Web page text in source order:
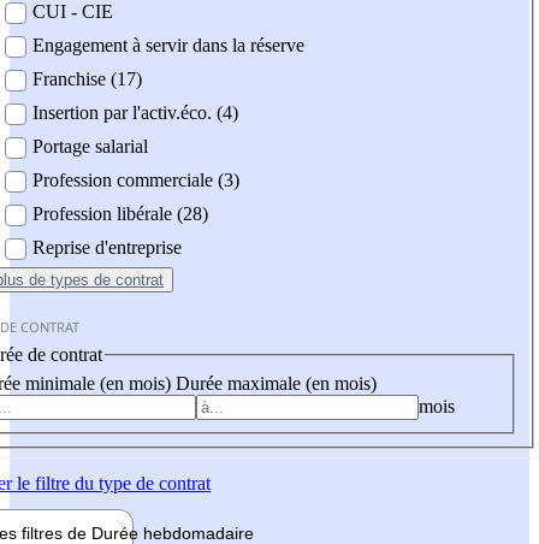
CUI - CIE
Engagement à servir dans la réserve
Franchise (17)
Insertion par l'activ.éco. (4)
Portage salarial
Profession commerciale (3)
Profession libérale (28)
Reprise d'entreprise
de types de contrat
CONTRAT
de contrat
minimale (en mois) Durée maximale (en mois)
mois
le filtre du type de contrat
filtres de Durée hebdomadaire